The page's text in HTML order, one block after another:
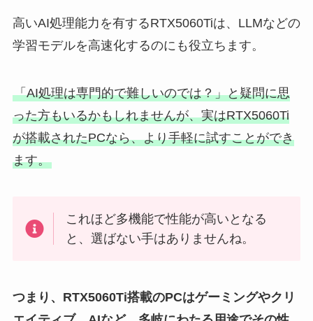
高いAI処理能力を有するRTX5060Tiは、LLMなどの
学習モデルを高速化するのにも役立ちます。
「AI処理は専門的で難しいのでは？」と疑問に思
った方もいるかもしれませんが、実はRTX5060Ti
が搭載されたPCなら、より手軽に試すことができ
ます。
これほど多機能で性能が高いとなる
と、選ばない手はありませんね。
つまり、RTX5060Ti搭載のPCはゲーミングやクリ